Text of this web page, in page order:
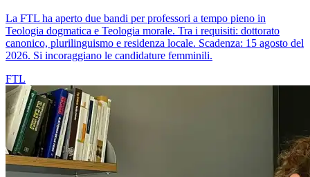
La FTL ha aperto due bandi per professori a tempo pieno in
Teologia dogmatica e Teologia morale. Tra i requisiti: dottorato
canonico, plurilinguismo e residenza locale. Scadenza: 15 agosto del
2026. Si incoraggiano le candidature femminili.
FTL